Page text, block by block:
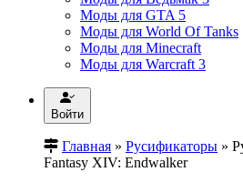
Моды для GTA 5
Моды для World Of Tanks
Моды для Minecraft
Моды для Warcraft 3
Войти
Главная » Русификаторы »
Fantasy XIV: Endwalker